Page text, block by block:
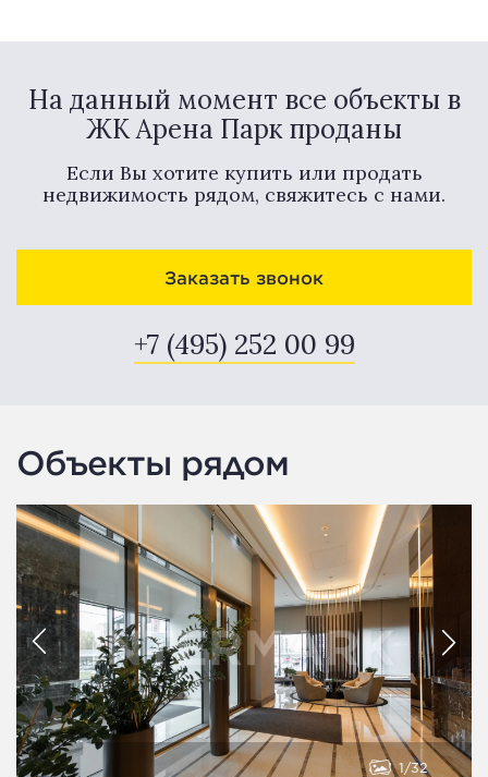
На данный момент все объекты в
ЖК Арена Парк проданы
Если Вы хотите купить или продать
недвижимость рядом, свяжитесь с нами.
Заказать звонок
+7 (495) 252 00 99
Объекты рядом
1 32